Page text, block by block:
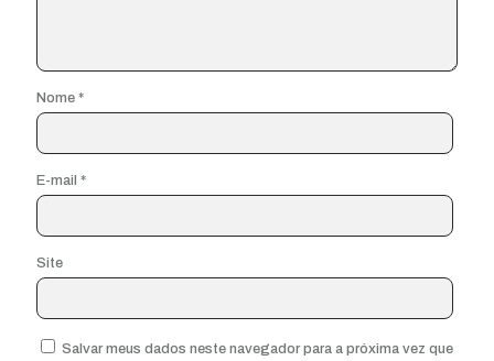
Nome *
E-mail *
Site
Salvar meus dados neste navegador para a próxima vez que